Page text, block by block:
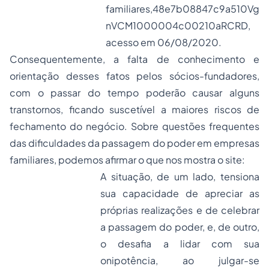
familiares,48e7b08847c9a510Vg
nVCM1000004c00210aRCRD,
acesso em 06/08/2020.
Consequentemente, a falta de conhecimento e
orientação desses fatos pelos sócios-fundadores,
com o passar do tempo poderão causar alguns
transtornos, ficando suscetível a maiores riscos de
fechamento do negócio. Sobre questões frequentes
das dificuldades da passagem do poder em empresas
familiares, podemos afirmar o que nos mostra o site:
A situação, de um lado, tensiona
sua capacidade de apreciar as
próprias realizações e de celebrar
a passagem do poder, e, de outro,
o desafia a lidar com sua
onipotência, ao julgar-se